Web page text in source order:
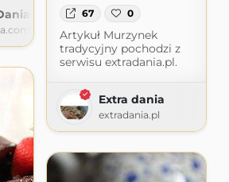
67 0
Artykuł Murzynek
tradycyjny pochodzi z
serwisu extradania.pl.
Extra dania
extradania.pl